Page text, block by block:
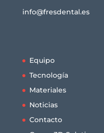
info@fresdental.es
Equipo
Tecnología
Materiales
Noticias
Contacto